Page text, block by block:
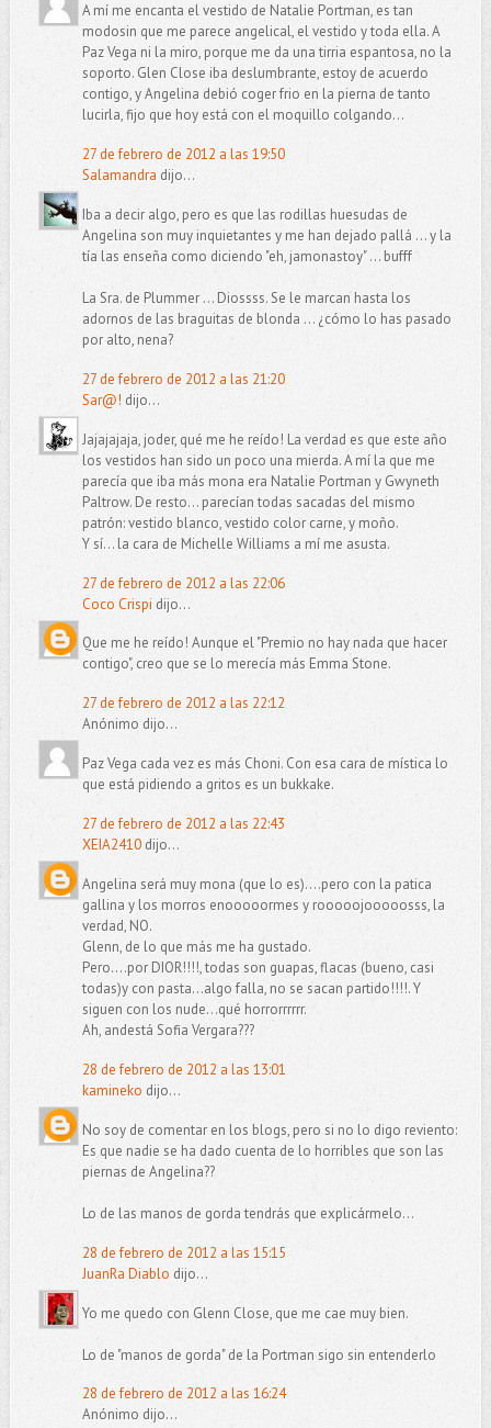
A mí me encanta el vestido de Natalie Portman, es tan
modosin que me parece angelical, el vestido y toda ella. A
Paz Vega ni la miro, porque me da una tirria espantosa, no la
soporto. Glen Close iba deslumbrante, estoy de acuerdo
contigo, y Angelina debió coger frio en la pierna de tanto
lucirla, fijo que hoy está con el moquillo colgando...
27 de febrero de 2012 a las 19:50
Salamandra dijo...
Iba a decir algo, pero es que las rodillas huesudas de
Angelina son muy inquietantes y me han dejado pallá ... y la
tía las enseña como diciendo "eh, jamonastoy" ... bufff
La Sra. de Plummer ... Diossss. Se le marcan hasta los
adornos de las braguitas de blonda ... ¿cómo lo has pasado
por alto, nena?
27 de febrero de 2012 a las 21:20
Sar@! dijo...
Jajajajaja, joder, qué me he reído! La verdad es que este año
los vestidos han sido un poco una mierda. A mí la que me
parecía que iba más mona era Natalie Portman y Gwyneth
Paltrow. De resto... parecían todas sacadas del mismo
patrón: vestido blanco, vestido color carne, y moño.
Y sí... la cara de Michelle Williams a mí me asusta.
27 de febrero de 2012 a las 22:06
Coco Crispi dijo...
Que me he reído! Aunque el "Premio no hay nada que hacer
contigo", creo que se lo merecía más Emma Stone.
27 de febrero de 2012 a las 22:12
Anónimo dijo...
Paz Vega cada vez es más Choni. Con esa cara de mística lo
que está pidiendo a gritos es un bukkake.
27 de febrero de 2012 a las 22:43
XEIA2410dijo...
Angelina será muy mona (que lo es)....pero con la patica
gallina y los morros enooooormes y rooooojooooosss, la
verdad, NO.
Glenn, de lo que más me ha gustado.
Pero....por DIOR!!!!, todas son guapas, flacas (bueno, casi
todas)y con pasta...algo falla, no se sacan partido!!!!. Y
siguen con los nude...qué horrorrrrrr.
Ah, andestá Sofia Vergara???
28 de febrero de 2012 a las 13:01
kamineko dijo...
No soy de comentar en los blogs, pero si no lo digo reviento:
Es que nadie se ha dado cuenta de lo horribles que son las
piernas de Angelina??
Lo de las manos de gorda tendrás que explicármelo...
28 de febrero de 2012 a las 15:15
JuanRa Diablo dijo...
Yo me quedo con Glenn Close, que me cae muy bien.
Lo de "manos de gorda" de la Portman sigo sin entenderlo
28 de febrero de 2012 a las 16:24
Anónimo dijo...